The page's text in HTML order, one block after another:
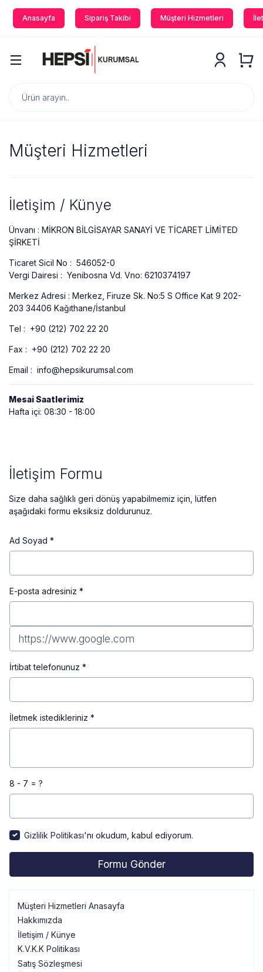
Anasayfa Sipariş Takibi Müşteri Hizmetleri
Müşteri Hizmetleri
Müşteri Hizmetleri Anasayfa
Hakkımızda
İletişim / Künye
K.V.K.K Politikası
Satış Sözleşmesi
İletişim / Künye
Ünvanı : MİKRON BİLGİSAYAR SANAYİ VE TİCARET LİMİTED
ŞİRKETİ
Ticaret Sicil No : 546052-0
Vergi Dairesi : Yenibosna Vd. Vno: 6210374197
Merkez Adresi : Merkez, Firuze Sk. No:5 S Office Kat 9 202-
203 34406 Kağıthane/İstanbul
Tel : +90 (212) 702 22 20
Fax : +90 (212) 702 22 20
Email : info@hepsikurumsal.com
Mesai Saatlerimiz
Hafta içi: 08:30 - 18:00
İletişim Formu
Size daha sağlıklı geri dönüş yapabilmemiz için, lütfen
aşağıdaki formu eksiksiz doldurunuz.
Ad Soyad *
E-posta adresiniz *
İrtibat telefonunuz *
İletmek istedikleriniz *
8 - 7 = ?
Gizlilik Politikası'nı okudum, kabul ediyorum.